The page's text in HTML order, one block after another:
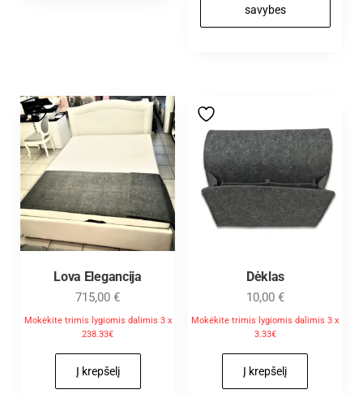
savybes
Lova Elegancija
715,00€
Mokėkite trimis lygiomis dalimis 3 x
238.33€
Į krepšelį
Dėklas
10,00 €
Mokėkite trimis lygiomis dalimis 3 x
3.33€
Į krepšelį